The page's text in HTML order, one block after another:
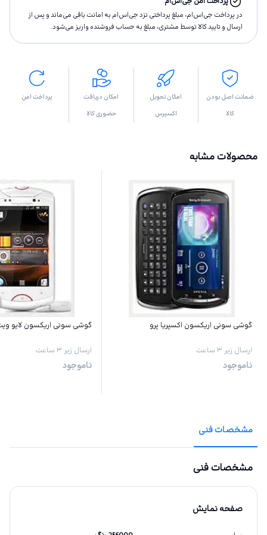
در پرداخت جی‌اس‌ام، مبلغ پرداختى نزد جی‌اس‌ام به امانت باقى مى‌ماند و پس از
ارسال و تاييد كالا توسط مشتری، مبلغ به حساب فروشنده واريز مى‌شود.
ضمانت اصل بودن
کالا
امکان تحویل
اکسپرس
امکان دریافت
حضوری کالا
پرداخت امن
محصولات مشابه
گوشی سونی اریکسون اکسپریا پرو
ارسال زیر ۳ ساعت
ناموجود
گوشی سونی اریکسون لایو
ارسال زیر ۳ ساعت
ناموجود
مشخصات فنی
مشخصات فنی
صفحه نمایش